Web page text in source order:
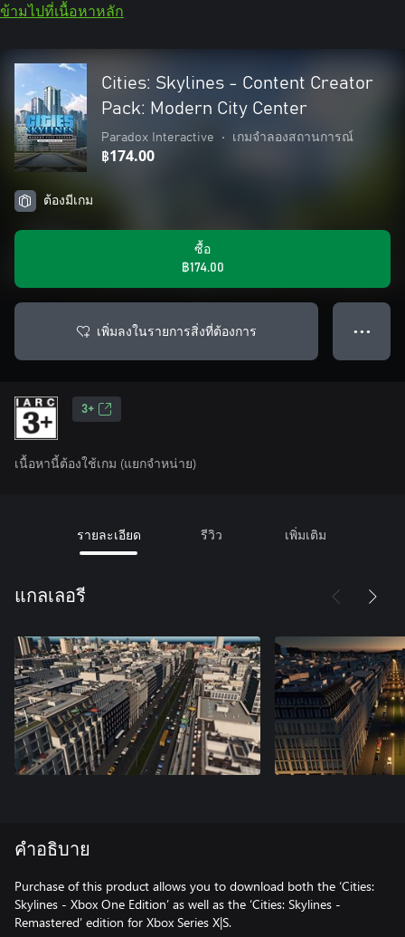
ข้ามไปที่เนื้อหาหลัก
Cities: Skylines - Content Creator
Pack: Modern City Center
Paradox Interactive • เกมจำลองสถานการณ์
฿174.00
ต้องมีเกม
ซื้อ
฿174.00
เพิ่มลงในรายการสิ่งที่ต้องการ ● ● ●
3+
เนื้อหานี้ต้องใช้เกม (แยกจำหน่าย)
รายละเอียด รีวิว เพิ่มเติม
แกลเลอรี
คำอธิบาย
Purchase of this product allows you to download both the ‘Cities:
Skylines - Xbox One Edition’ as well as the ‘Cities: Skylines -
Remastered’ edition for Xbox Series X|S.